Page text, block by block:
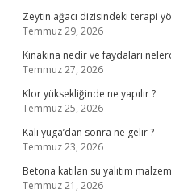
Zeytin ağacı dizisindeki terapi
Temmuz 29, 2026
Kınakına nedir ve faydaları
Temmuz 27, 2026
Klor yüksekliğinde ne yapılır ?
Temmuz 25, 2026
Kali yuga’dan sonra ne gelir ?
Temmuz 23, 2026
Betona katılan su yalıtım
Temmuz 21, 2026